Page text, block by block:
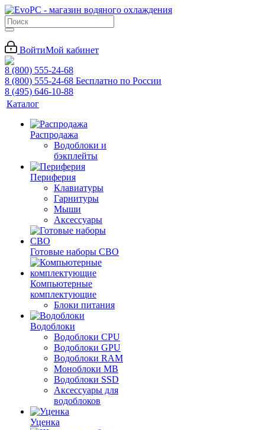
ВойтиМой кабинет
8 (800) 555-24-68
8 (800) 555-24-68 Бесплатно по России
8 (495) 646-10-88
Каталог
Распродажа
Водоблоки и
бэкплейты
Периферия
Клавиатуры
Гарнитуры
Мыши
Аксессуары
Готовые наборы СВО
Компьютерные
комплектующие
Блоки питания
Водоблоки
Водоблоки CPU
Водоблоки GPU
Водоблоки RAM
Моноблоки MB
Водоблоки SSD
Аксессуары для
водоблоков
Уценка